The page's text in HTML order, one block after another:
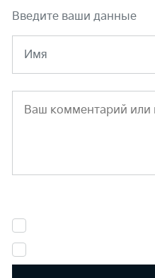
Введите ваши данные
Имя